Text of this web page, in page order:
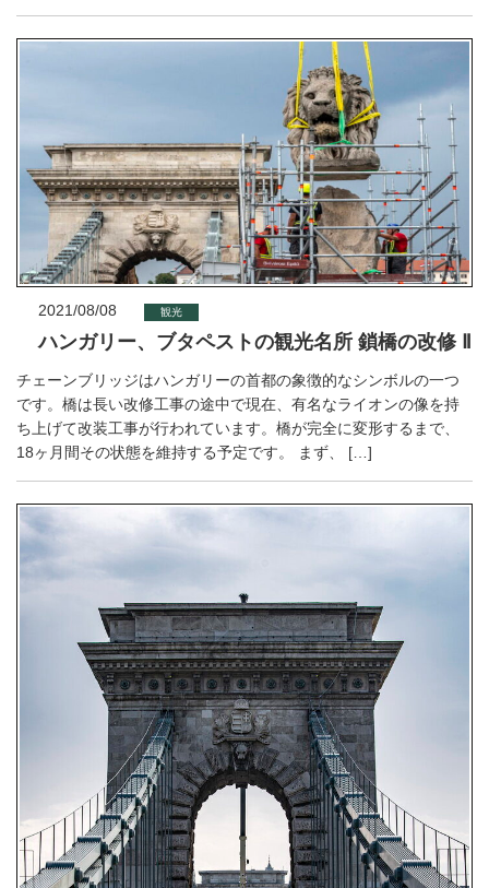
2021/08/08 観光
ハンガリー、ブタペストの観光名所 鎖橋の改修 Ⅱ
チェーンブリッジはハンガリーの首都の象徴的なシンボルの一つ
です。橋は長い改修工事の途中で現在、有名なライオンの像を持
ち上げて改装工事が行われています。橋が完全に変形するまで、
18ヶ月間その状態を維持する予定です。 まず、 […]